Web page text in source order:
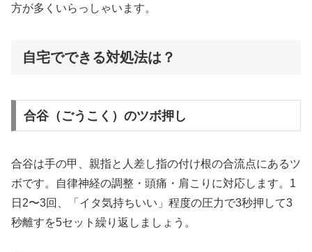
方が多くいらっしゃいます。
自宅でできる対処法は？
合谷（ごうこく）のツボ押し
合谷は手の甲、親指と人差し指の付け根の合流点にあるツ
ボです。自律神経の調整・頭痛・肩こりに対応します。1
日2〜3回、「イタ気持ちいい」程度の圧力で3秒押して3
秒離すを5セット繰り返しましょう。